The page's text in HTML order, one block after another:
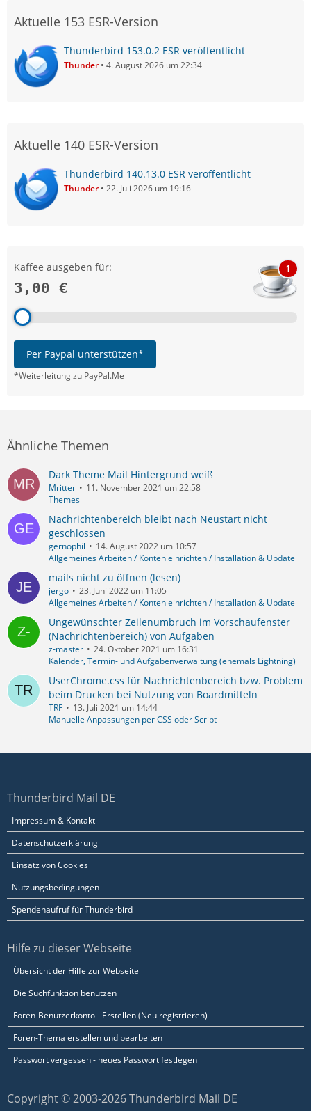
Aktuelle 153 ESR-Version
Thunderbird 153.0.2 ESR veröffentlicht
Thunder 4. August 2026 um 22:34
Aktuelle 140 ESR-Version
Thunderbird 140.13.0 ESR veröffentlicht
Thunder 22. Juli 2026 um 19:16
Kaffee ausgeben für:
3,00 €
1
Per Paypal unterstützen*
*Weiterleitung zu PayPal.Me
Ähnliche Themen
Dark Theme Mail Hintergrund weiß
Mritter
11. November 2021 um 22:58
Themes
Nachrichtenbereich bleibt nach Neustart nicht
geschlossen
gernophil
14. August 2022 um 10:57
Allgemeines Arbeiten / Konten einrichten / Installation & Update
mails nicht zu öffnen (lesen)
jergo
23. Juni 2022 um 11:05
Allgemeines Arbeiten / Konten einrichten / Installation & Update
Ungewünschter Zeilenumbruch im Vorschaufenster
(Nachrichtenbereich) von Aufgaben
z-master
24. Oktober 2021 um 16:31
Kalender, Termin- und Aufgabenverwaltung (ehemals Lightning)
UserChrome.css für Nachrichtenbereich bzw. Problem
beim Drucken bei Nutzung von Boardmitteln
TRF
13. Juli 2021 um 14:44
Manuelle Anpassungen per CSS oder Script
Thunderbird Mail DE
Impressum & Kontakt
Datenschutzerklärung
Einsatz von Cookies
Nutzungsbedingungen
Spendenaufruf für Thunderbird
Hilfe zu dieser Webseite
Übersicht der Hilfe zur Webseite
Die Suchfunktion benutzen
Foren-Benutzerkonto - Erstellen (Neu registrieren)
Foren-Thema erstellen und bearbeiten
Passwort vergessen - neues Passwort festlegen
Copyright © 2003-2026 Thunderbird Mail DE